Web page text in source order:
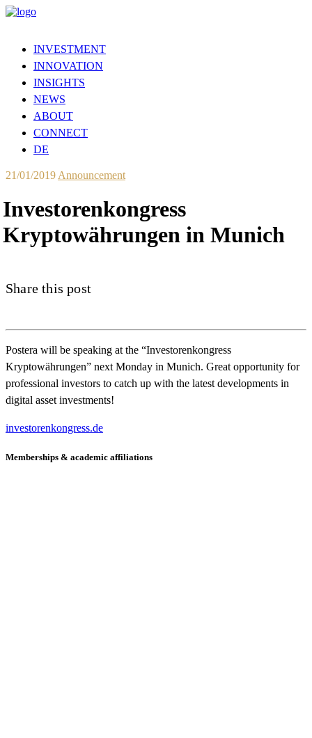
INVESTMENT
INNOVATION
INSIGHTS
NEWS
ABOUT
CONNECT
DE
21/01/2019 Announcement
Investorenkongress
Kryptowährungen in Munich
Share this post
Postera will be speaking at the “Investorenkongress
Kryptowährungen” next Monday in Munich. Great opportunity for
professional investors to catch up with the latest developments in
digital asset investments!
investorenkongress.de
Memberships & academic affiliations